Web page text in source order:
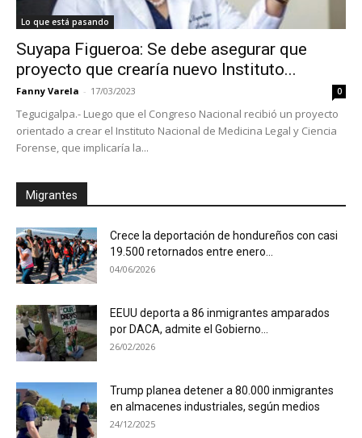
Lo que está pasando
Suyapa Figueroa: Se debe asegurar que
proyecto que crearía nuevo Instituto...
Fanny Varela - 17/03/2023 0
Tegucigalpa.- Luego que el Congreso Nacional recibió un proyecto
orientado a crear el Instituto Nacional de Medicina Legal y Ciencia
Forense, que implicaría la...
Migrantes
Crece la deportación de hondureños con casi
19.500 retornados entre enero...
04/06/2026
EEUU deporta a 86 inmigrantes amparados
por DACA, admite el Gobierno...
26/02/2026
Trump planea detener a 80.000 inmigrantes
en almacenes industriales, según medios
24/12/2025